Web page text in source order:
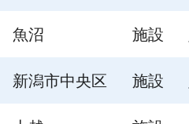
魚沼 施設
新潟市中央区 施設